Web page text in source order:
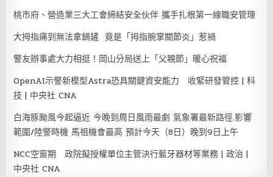
桃市府、營造業三大工會締結安全伙伴 攜手扎根第一線職安管理
大拇指痛到無法拿鍋鏟 竟是「拇指腕掌關節炎」惹禍
警友辦事處大力相挺！岡山分局送上「父親節」暖心祝福
OpenAI示警新模型Astra恐具關鍵資安能力 收緊研發管控 | 科
技 | 中央社 CNA
白海豚颱風今起逼近 今晚到周日風雨最劇 氣象署最新路徑.影響
範圍/陸警時機 馬祖機會最高 預計今天（8日）晚到9日上午
NCC空窗期 政院擬授權單位主管決行藍牙器材等業務 | 政治 |
中央社 CNA